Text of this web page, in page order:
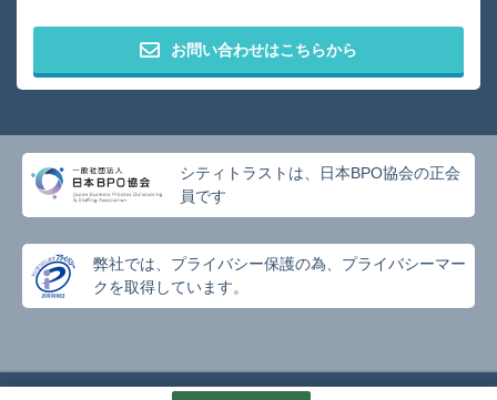
お問い合わせはこちらから
シティトラストは、日本BPO協会の正会
員です
弊社では、プライバシー保護の為、プライバシーマー
クを取得しています。